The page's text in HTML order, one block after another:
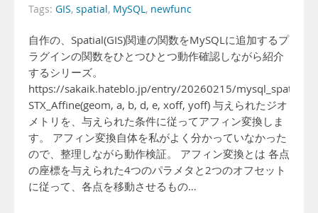
Tags: GIS, spatial, MySQL, newfunc
自作の、Spatial(GIS)関連の関数をMySQLに追加するプ
ラグインの関数をひとつひとつ動作確認しながら紹介
するシリーズ。
https://sakaik.hateblo.jp/entry/20260215/
STX_Affine(geom, a, b, d, e, xoff, yoff) 与えられたジオ
メトリを、与えられた条件に従ってアフィン変換しま
す。 アフィン変換自体を私がよく分かっていなかった
ので、整理しながら動作検証。 アフィン変換とは 各点
の座標を与えられた4つのパラメタと2つのオフセット
に従って、各点を移動させるもの…